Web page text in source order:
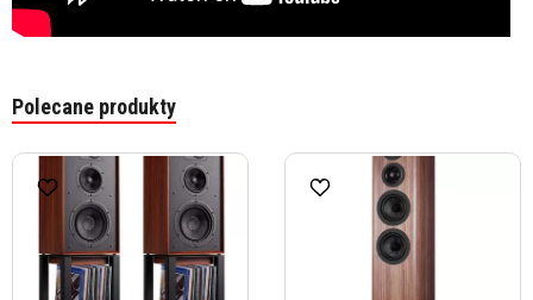
Polecane produkty